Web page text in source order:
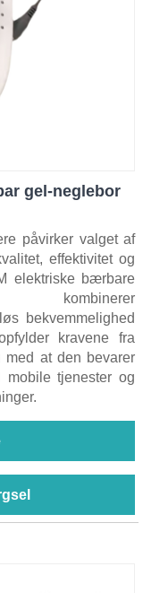
gel-neglebor
påvirker valget af
effektivitet og
elektriske bærbare
kombinerer
bekvemmelighed
kravene fra
med at den bevarer
tjenester og